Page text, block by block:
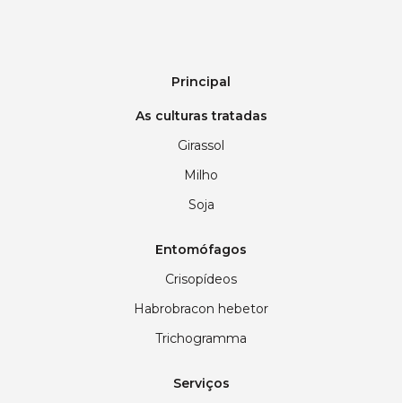
Principal
As culturas tratadas
Girassol
Milho
Soja
Entomófagos
Crisopídeos
Habrobracon hebetor
Trichogramma
Serviços